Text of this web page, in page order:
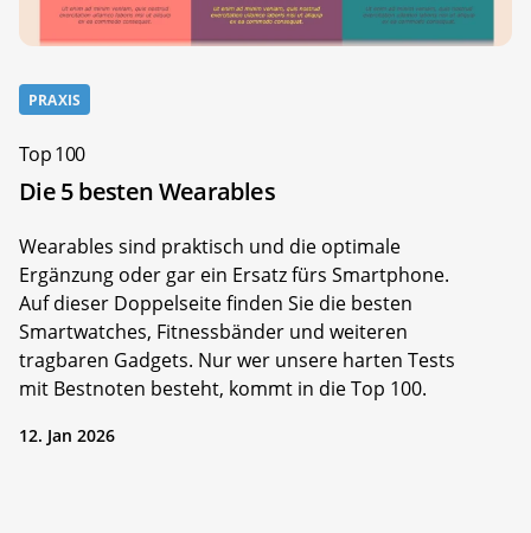
PRAXIS
Top 100
Die 5 besten Wearables
Wearables sind praktisch und die optimale
Ergänzung oder gar ein Ersatz fürs Smartphone.
Auf dieser Doppelseite finden Sie die besten
Smartwatches, Fitnessbänder und weiteren
tragbaren Gadgets. Nur wer unsere harten Tests
mit Bestnoten besteht, kommt in die Top 100.
12. Jan 2026